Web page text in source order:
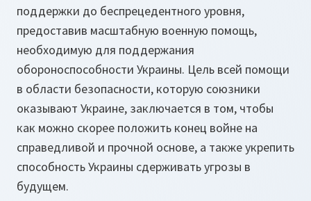
поддержки до беспрецедентного уровня,
предоставив масштабную военную помощь,
необходимую для поддержания
обороноспособности Украины. Цель всей помощи
в области безопасности, которую союзники
оказывают Украине, заключается в том, чтобы
как можно скорее положить конец войне на
справедливой и прочной основе, а также укрепить
способность Украины сдерживать угрозы в
будущем.